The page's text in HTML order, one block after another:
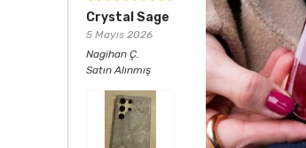
Crystal Sage
5 Mayıs 2026
Nagihan Ç.
Satın Alınmış